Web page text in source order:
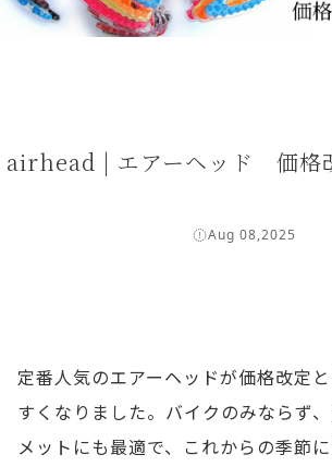
airhead | エアーヘッド 価格
Aug 08,2025
定番人気のエアーヘッドが価格改定
すくなりました。バイクのみならず
メットにも最適で、これからの季節